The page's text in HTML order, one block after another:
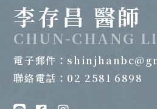
李存昌 醫師
CHUN-CHANG
電子郵件：
聯絡電話：02 2581 6898